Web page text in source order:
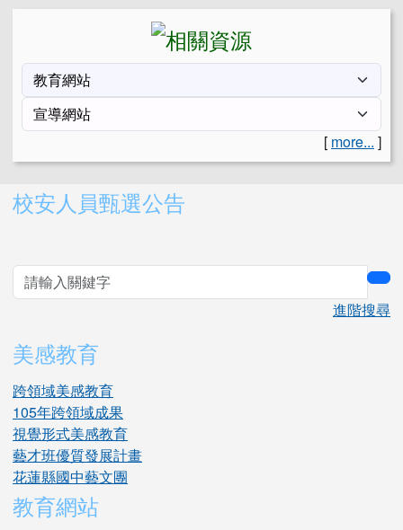
[ more... ]
右邊區域內容
校安人員甄選公告
進階搜尋
美感教育
跨領域美感教育
105年跨領域成果
視覺形式美感教育
藝才班優質發展計畫
花蓮縣國中藝文團
教育網站